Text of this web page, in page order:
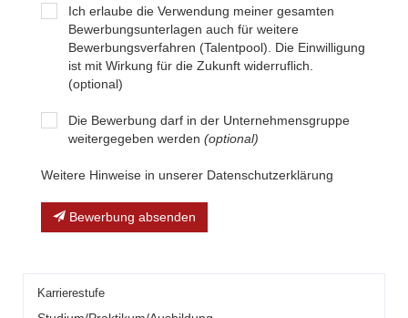
Ich erlaube die Verwendung meiner gesamten
Bewerbungsunterlagen auch für weitere
Bewerbungsverfahren (Talentpool). Die Einwilligung
ist mit Wirkung für die Zukunft widerruflich.
(optional)
Die Bewerbung darf in der Unternehmensgruppe
weitergegeben werden (optional)
Weitere Hinweise in unserer Datenschutzerklärung
Bewerbung absenden
Karrierestufe